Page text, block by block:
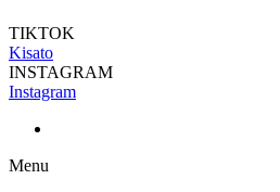
TIKTOK
Kisato
INSTAGRAM
Instagram
Menu